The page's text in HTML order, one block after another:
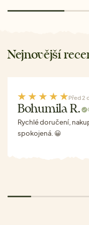
Nejnovější
Před 2
Bohumila R.
Rychlé doručení,
spokojená. 😀